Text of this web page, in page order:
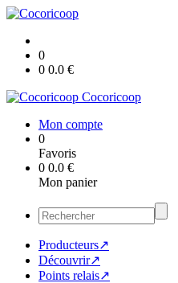
0
0 0.0 €
Cocoricoop
Mon compte
0
Favoris
0 0.0 €
Mon panier
Producteurs↗
Découvrir↗
Points relais↗